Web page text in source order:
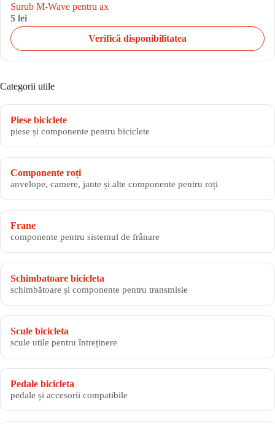
Surub M-Wave pentru ax
5 lei
Verifică disponibilitatea
Categorii utile
Piese biciclete
piese și componente pentru biciclete
Componente roți
anvelope, camere, jante și alte componente pentru roți
Frane
componente pentru sistemul de frânare
Schimbatoare bicicleta
schimbătoare și componente pentru transmisie
Scule bicicleta
scule utile pentru întreținere
Pedale bicicleta
pedale și accesorii compatibile